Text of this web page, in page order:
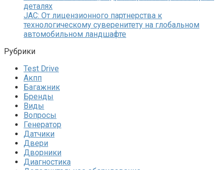
деталях
JAC: От лицензионного партнерства к
технологическому суверенитету на глобальном
автомобильном ландшафте
Рубрики
Test Drive
Акпп
Багажник
Бренды
Виды
Вопросы
Генератор
Датчики
Двери
Дворники
Диагностика